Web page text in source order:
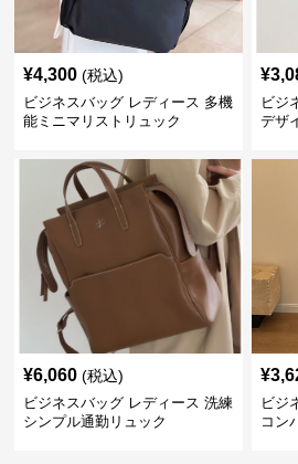
¥4,300 (税込)
ビジネスバッグ レディース 多機
能ミニマリストリュック
¥
ビジ
デザ
¥6,060 (税込)
ビジネスバッグ レディース 洗練
シンプル通勤リュック
¥
ビジ
コン